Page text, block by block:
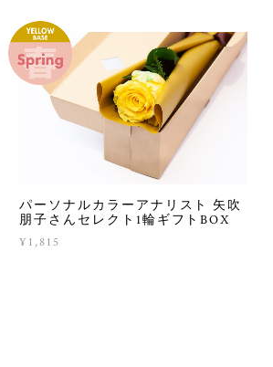
パーソナルカラーアナリスト 矢吹
朋子さんセレクト1輪ギフトBOX
¥1,815